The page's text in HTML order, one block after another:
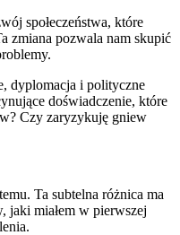
społeczeństwa, które
zmiana pozwala nam skupić
dyplomacja i polityczne
doświadczenie, które
Czy zaryzykuję gniew
Ta subtelna różnica ma
jaki miałem w pierwszej